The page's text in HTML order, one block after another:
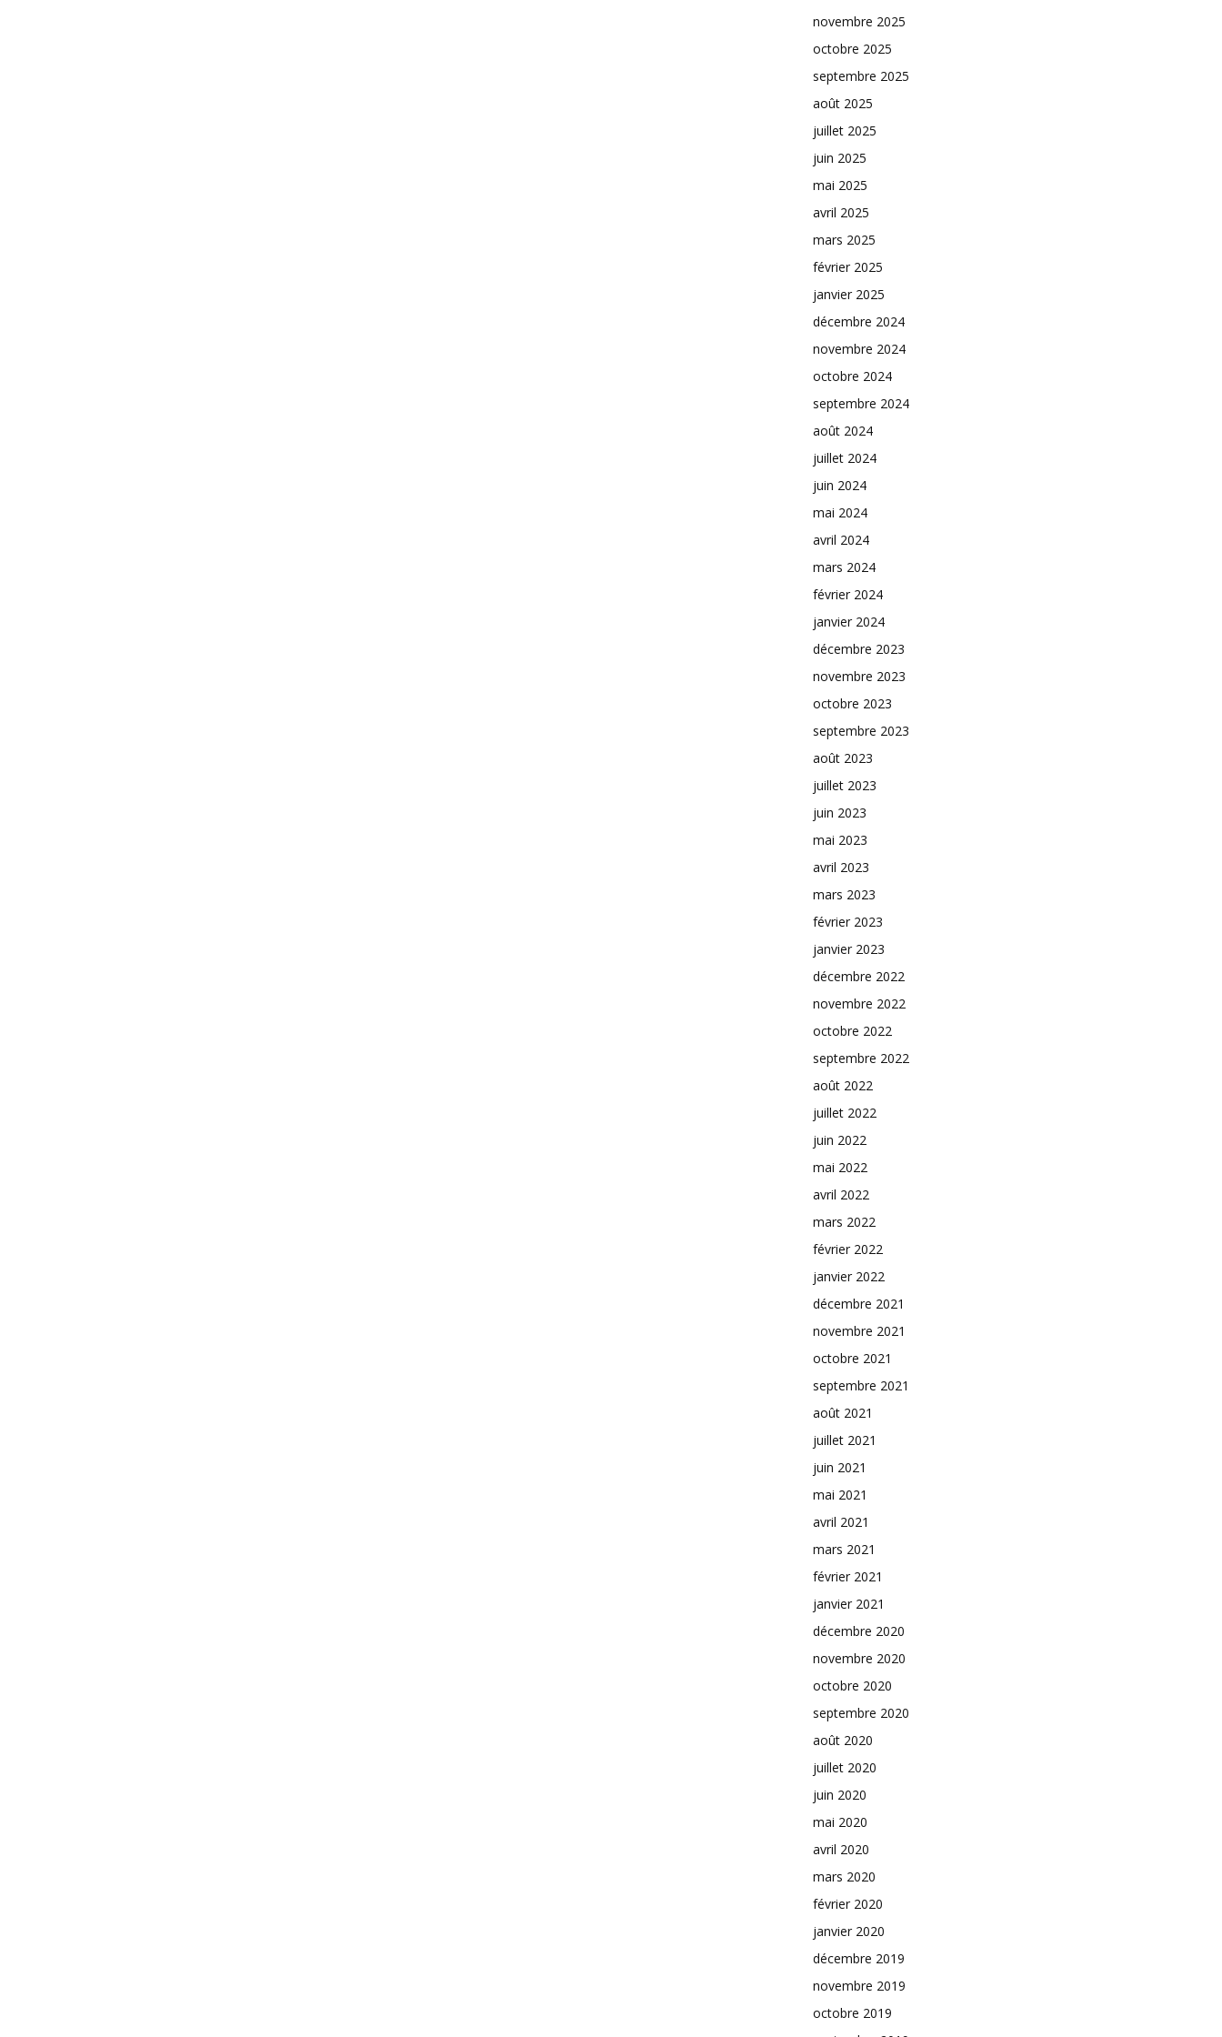
novembre 2025
octobre 2025
septembre 2025
août 2025
juillet 2025
juin 2025
mai 2025
avril 2025
mars 2025
février 2025
janvier 2025
décembre 2024
novembre 2024
octobre 2024
septembre 2024
août 2024
juillet 2024
juin 2024
mai 2024
avril 2024
mars 2024
février 2024
janvier 2024
décembre 2023
novembre 2023
octobre 2023
septembre 2023
août 2023
juillet 2023
juin 2023
mai 2023
avril 2023
mars 2023
février 2023
janvier 2023
décembre 2022
novembre 2022
octobre 2022
septembre 2022
août 2022
juillet 2022
juin 2022
mai 2022
avril 2022
mars 2022
février 2022
janvier 2022
décembre 2021
novembre 2021
octobre 2021
septembre 2021
août 2021
juillet 2021
juin 2021
mai 2021
avril 2021
mars 2021
février 2021
janvier 2021
décembre 2020
novembre 2020
octobre 2020
septembre 2020
août 2020
juillet 2020
juin 2020
mai 2020
avril 2020
mars 2020
février 2020
janvier 2020
décembre 2019
novembre 2019
octobre 2019